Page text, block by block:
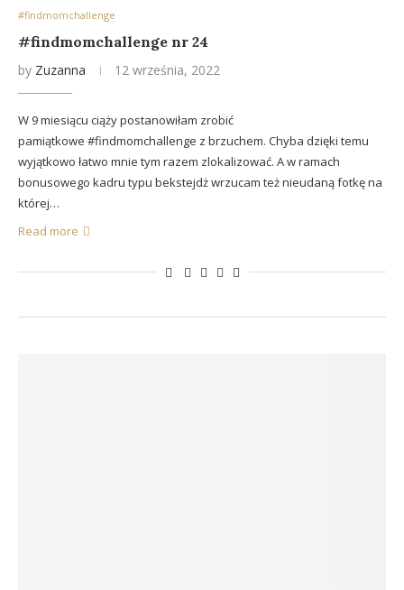
#findmomchallenge
#findmomchallenge nr 24
by Zuzanna 12 września, 2022
W 9 miesiącu ciąży postanowiłam zrobić
pamiątkowe #findmomchallenge z brzuchem. Chyba dzięki temu
wyjątkowo łatwo mnie tym razem zlokalizować. A w ramach
bonusowego kadru typu bekstejdż wrzucam też nieudaną fotkę na
której…
Read more